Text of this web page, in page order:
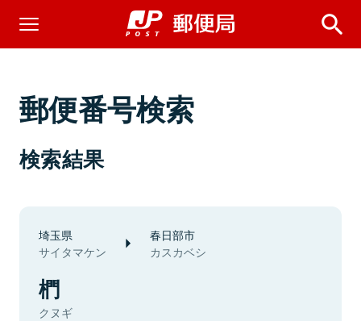
郵便番号検索
検索結果
埼玉県
サイタマケン
春日部市
カスカベシ
椚
クヌギ